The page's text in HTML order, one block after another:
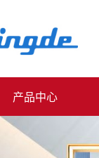
产品中心